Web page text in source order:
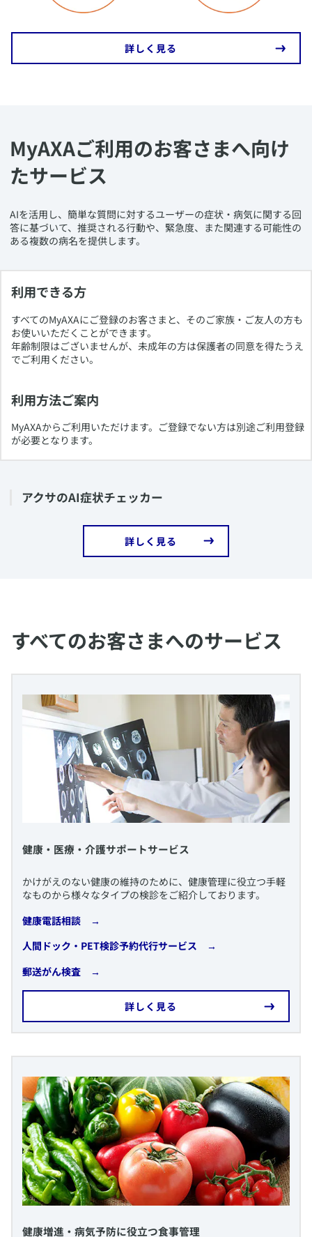
​詳しく見る
MyAXAご利用のお客さまへ向け
たサービス
​​​AIを活用し、簡単な質問に対するユーザーの症状・病気に関する回
答に基づいて、推奨される行動や、緊急度、また関連する可能性の
ある複数の病名を提供します。
利用できる方
​​すべてのMyAXAにご登録のお客さまと、そのご家族・ご友人の方も
お使いいただくことができます。
年齢制限はございませんが、未成年の方は保護者の同意を得たうえ
でご利用ください。
利用方法ご案内
​MyAXAからご利用いただけます。ご登録でない方は別途ご利用登録
が必要となります。
​アクサのAI症状チェッカー
​詳しく見る
すべてのお客さまへのサービス
​健康・医療・介護サポートサービス
​かけがえのない健康の維持のために、健康管理に役立つ手軽
なものから様々なタイプの検診をご紹介しております。
​健康電話相談 →
​人間ドック・PET検診予約代行サービス →
​郵送がん検査 →
​詳しく見る
​健康増進・病気予防に役立つ食事管理